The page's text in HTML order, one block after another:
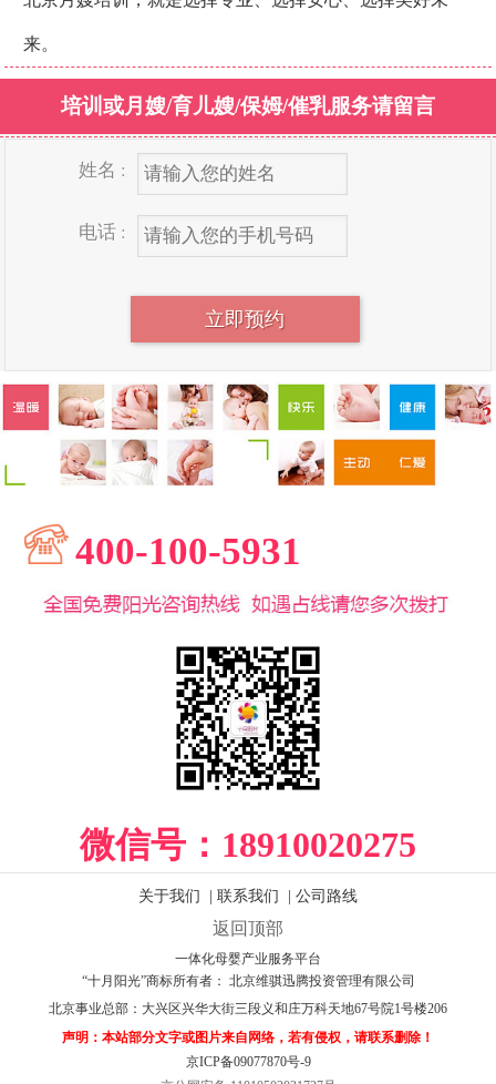
来。
培训或月嫂/育儿嫂/保姆/催乳服务请留言
姓名 :
电话 :
400-100-5931
微信号： 18910020275
关于我们 联系我们 公司路线
返回顶部
一体化母婴产业服务平台
“十月阳光”商标所有者： 北京维骐迅腾投资管理有限公司
北京事业总部： 大兴区兴华大街三段义和庄万科天地67号院1号楼206
声明：本站部分文字或图片来自网络，若有侵权，请联系删除！
京ICP备09077870号-9